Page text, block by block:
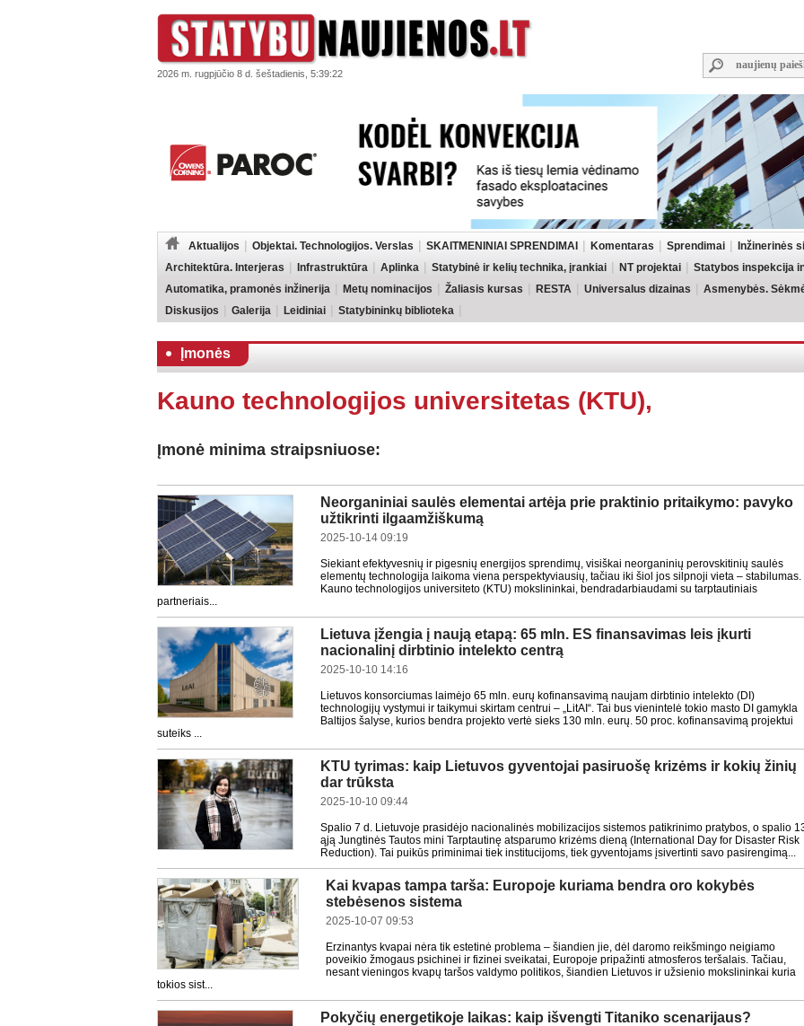
2026 m. rugpjūčio 8 d. šeštadienis, 5:39:22
Aktualijos Objektai. Technologijos. Verslas SKAITMENINIAI SPRENDIMAI Komentaras Sprendimai
Inžinerinės
Architektūra. Interjeras
Infrastruktūra Aplinka Statybinė ir kelių technika, įrankiai NT projektai
Statybos inspekcija
Automatika, pramonės inžinerija
Metų nominacijos Žaliasis kursas RESTA Universalus dizainas
Asmenybės.
Diskusijos
Galerija Leidiniai Statybininkų biblioteka
Įmonės
Kauno technologijos universitetas (KTU),
Įmonė minima straipsniuose:
Neorganiniai saulės elementai artėja prie praktinio pritaikymo: pavyko
užtikrinti ilgaamžiškumą
2025-10-14 09:19
Siekiant efektyvesnių ir pigesnių energijos sprendimų, visiškai neorganinių perovskitinių saulės
elementų technologija laikoma viena perspektyviausių, tačiau iki šiol jos silpnoji vieta – stabilumas.
Kauno technologijos universiteto (KTU) mokslininkai, bendradarbiaudami su tarptautiniais
partneriais...
Lietuva įžengia į naują etapą: 65 mln. ES finansavimas leis įkurti
nacionalinį dirbtinio intelekto centrą
2025-10-10 14:16
Lietuvos konsorciumas laimėjo 65 mln. eurų kofinansavimą naujam dirbtinio intelekto (DI)
technologijų vystymui ir taikymui skirtam centrui – „LitAI“. Tai bus vienintelė tokio masto DI gamykla
Baltijos šalyse, kurios bendra projekto vertė sieks 130 mln. eurų. 50 proc. kofinansavimą projektui
suteiks ...
KTU tyrimas: kaip Lietuvos gyventojai pasiruošę krizėms ir kokių žinių
dar trūksta
2025-10-10 09:44
Spalio 7 d. Lietuvoje prasidėjo nacionalinės mobilizacijos sistemos patikrinimo pratybos, o spalio
ąją Jungtinės Tautos mini Tarptautinę atsparumo krizėms dieną (International Day for Disaster Risk
Reduction). Tai puikūs priminimai tiek institucijoms, tiek gyventojams įsivertinti savo pasirengimą...
Kai kvapas tampa tarša: Europoje kuriama bendra oro kokybės
stebėsenos sistema
2025-10-07 09:53
Erzinantys kvapai nėra tik estetinė problema – šiandien jie, dėl daromo reikšmingo neigiamo
poveikio žmogaus psichinei ir fizinei sveikatai, Europoje pripažinti atmosferos teršalais. Tačiau,
nesant vieningos kvapų taršos valdymo politikos, šiandien Lietuvos ir užsienio mokslininkai kuria
tokios sist...
Pokyčių energetikoje laikas: kaip išvengti Titaniko scenarijaus?